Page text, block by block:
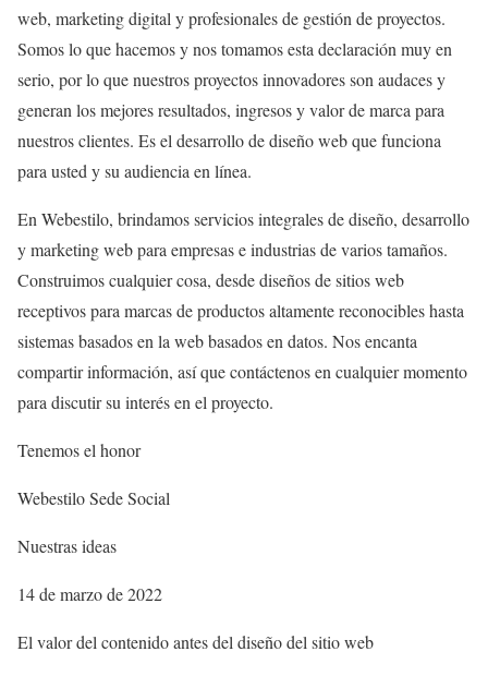
web, marketing digital y profesionales de gestión de proyectos.
Somos lo que hacemos y nos tomamos esta declaración muy en
serio, por lo que nuestros proyectos innovadores son audaces y
generan los mejores resultados, ingresos y valor de marca para
nuestros clientes. Es el desarrollo de diseño web que funciona
para usted y su audiencia en línea.
En Webestilo, brindamos servicios integrales de diseño, desarrollo
y marketing web para empresas e industrias de varios tamaños.
Construimos cualquier cosa, desde diseños de sitios web
receptivos para marcas de productos altamente reconocibles hasta
sistemas basados ​​en la web basados ​​en datos. Nos encanta
compartir información, así que contáctenos en cualquier momento
para discutir su interés en el proyecto.
Tenemos el honor
Webestilo Sede Social
Nuestras ideas
14 de marzo de 2022
El valor del contenido antes del diseño del sitio web